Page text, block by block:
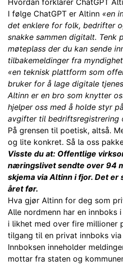
I følge ChatGPT er Altinn «en
det enklere for folk, bedrifter
snakke sammen digitalt. Tenk
møteplass der du kan sende
tilbakemeldinger fra
«en teknisk plattform som
bruker for å lage digitale
Altinn er en bro som knytter
hjelper oss med å holde styr
avgifter til bedriftsregistrering
På grensen til poetisk, altså.
og lite konkret. Så la oss
Visste du at: Offentlige
næringslivet sendte over 94
skjema via Altinn i fjor. Det
året før.
Hva gjør Altinn for deg som
Alle nordmenn har en innboks
i likhet med over fire millioner
tilgang til en privat innboks
Innboksen inneholder
mottar fra staten og